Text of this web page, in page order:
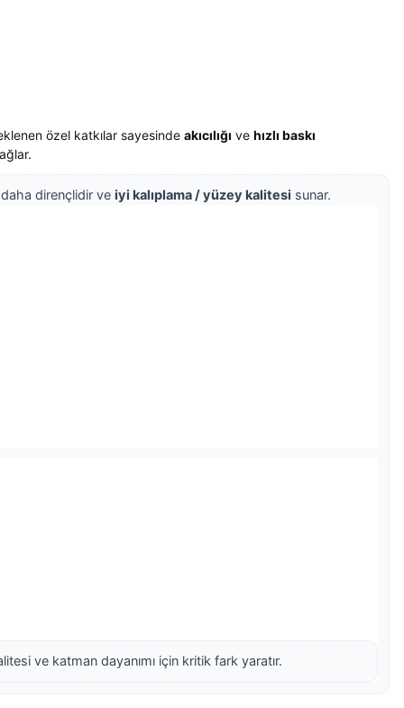
özel katkılar sayesinde akıcılığı ve hızlı baskı
dirençlidir ve iyi kalıplama / yüzey kalitesi sunar.
ve katman dayanımı için kritik fark yaratır.